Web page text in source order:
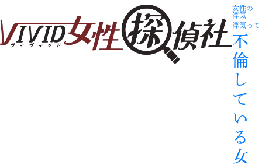
女性の
浮気
浮気って
不
倫
し
て
い
る
女